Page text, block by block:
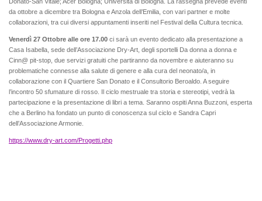
da ottobre a dicembre tra Bologna e Anzola dell’Emilia, con vari partner e molte
collaborazioni, tra cui diversi appuntamenti inseriti nel Festival della Cultura tecnica.
Venerdì 27 Ottobre alle ore 17.00 ci sarà un evento dedicato alla presentazione a
Casa Isabella, sede dell’Associazione Dry-Art, degli sportelli Da donna a donna e
Cinn@ pit-stop, due servizi gratuiti che partiranno da novembre e aiuteranno su
problematiche connesse alla salute di genere e alla cura del neonato/a, in
collaborazione con il Quartiere San Donato e il Consultorio Beroaldo. A seguire
l’incontro 50 sfumature di rosso. Il ciclo mestruale tra storia e stereotipi, vedrà la
partecipazione e la presentazione di libri a tema. Saranno ospiti Anna Buzzoni, esperta
che a Berlino ha fondato un punto di conoscenza sul ciclo e Sandra Capri
dell’Associazione Armonie.
https://www.dry-art.com/Progetti.php